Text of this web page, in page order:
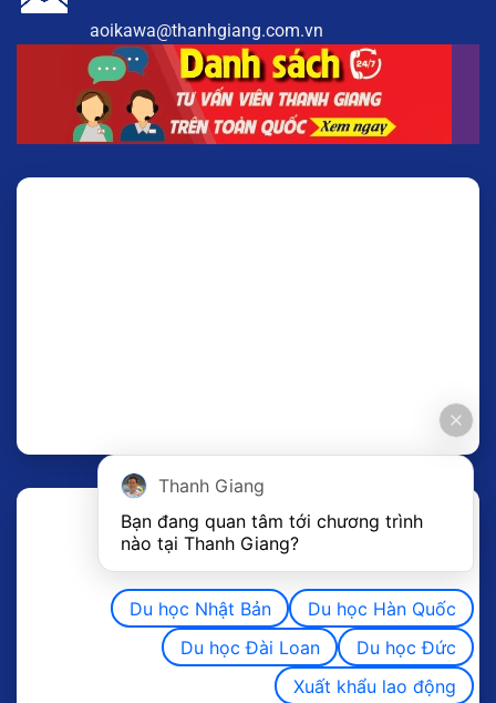
aoikawa@thanhgiang.com.vn
Thanh Giang
Bạn đang quan tâm tới chương trình
nào tại Thanh Giang?
Du học Nhật Bản
Du học Hàn Quốc
Du học Đài Loan
Du học Đức
Xuất khẩu lao động